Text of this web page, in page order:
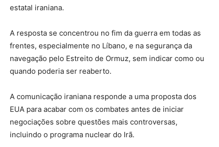
estatal iraniana.
A resposta se concentrou no fim da guerra em todas as
frentes, especialmente no Líbano, e na segurança da
navegação pelo Estreito de Ormuz, sem indicar como ou
quando poderia ser reaberto.
A comunicação iraniana responde a uma proposta dos
EUA para acabar com os combates antes de iniciar
negociações sobre questões mais controversas,
incluindo o programa nuclear do Irã.